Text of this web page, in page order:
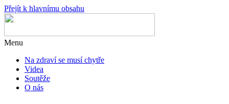
Přejít k hlavnímu obsahu
Menu
Na zdraví se musí chytře
Videa
Soutěže
O nás